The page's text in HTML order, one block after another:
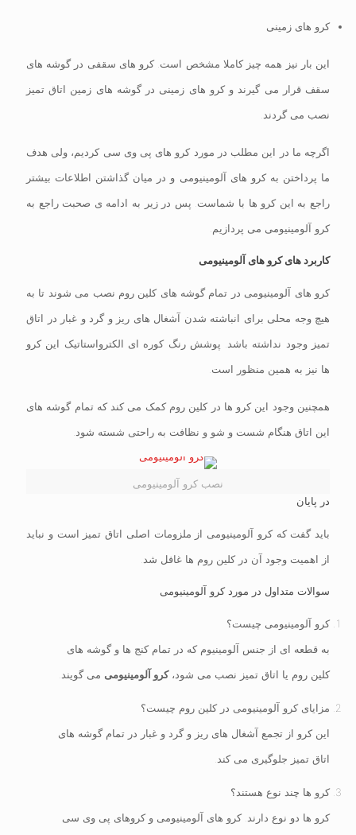
کرو های زمینی
این بار نیز همه چیز کاملا مشخص است. کرو های سقفی در گوشه های
سقف قرار می گیرند و کرو های زمینی در گوشه های زمین اتاق تمیز
نصب می گردند.
اگرچه ما در این مطلب در مورد کرو های پی وی سی کردیم، ولی هدف
ما پرداختن به کرو های آلومینیومی و در میان گذاشتن اطلاعات بیشتر
راجع به این کرو ها با شماست. پس در زیر به ادامه ی صحبت راجع به
کرو آلومینیومی می پردازیم.
کاربرد های کرو های آلومینیومی
کرو های آلومینیومی در تمام گوشه های کلین روم نصب می شوند تا به
هیچ وجه محلی برای انباشته شدن آشغال های ریز و گرد و غبار در اتاق
تمیز وجود نداشته باشد. پوشش رنگ کوره ای الکترواستاتیک این کرو
ها نیز به همین منظور است.
همچنین وجود این کرو ها در کلین روم کمک می کند که تمام گوشه های
این اتاق هنگام شست و شو و نظافت به راحتی شسته شود.
نصب کرو آلومینیومی
در پایان
باید گفت که کرو آلومینیومی از ملزومات اصلی اتاق تمیز است و نباید
از اهمیت وجود آن در کلین روم ها غافل شد.
سوالات متداول در مورد کرو آلومینیومی
کرو آلومینیومی چیست؟
به قطعه ای از جنس آلومینیوم که در تمام کنج ها و گوشه های
کلین روم یا اتاق تمیز نصب می شود،کرو آلومینیومی می گویند.
مزایای کرو آلومینیومی در کلین روم چیست؟
این کرو از تجمع آشغال های ریز و گرد و غبار در تمام گوشه های
اتاق تمیز جلوگیری می کند.
کرو ها چند نوع هستند؟
کرو ها دو نوع دارند. کرو های آلومینیومی و کروهای پی وی سی